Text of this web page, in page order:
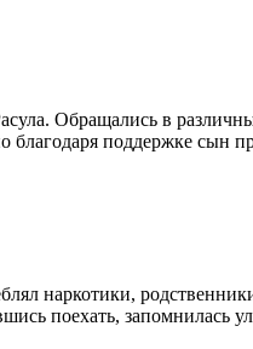
Обращались в
поддержке сын
наркотики,
поехать,